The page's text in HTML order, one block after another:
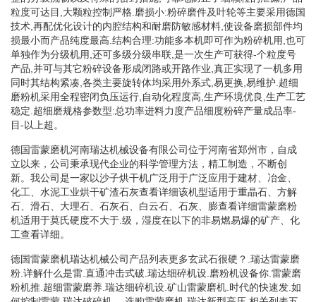
粒度可达目,大颗粒控制严格.磨损小:粉碎磨件及叶轮等主要采用德国
技术,再配优化设计的内腔结构和耐磨防敏感材料,使设备磨损部件均
损最小而产品纯度最高.结构合理:功能多本机即可作为粉碎机用,也可
单独作为分级机用,还可多级分级串联,是一次生产可获得-个粒度号
产品,并可与其它粉碎设备形成闭路或开路作业,真正实现了一机多用
同时其结构紧凑,各类主要旋转体均采用外系式,易更换,易维护.超细
磨粉机采用全程密闭负压运行,自动化程度高,生产环境优良,生产工艺
稳定.超细磨规格参数型:总功率进料力度产品细度粉碎产量成品率-
目-以上超。
德国雷蒙磨机河南瑞达机械设备有限公司位于河南省郑州市，自成
立以来，公司秉承现代企业的科学管理方法，精工制造，不断创
新。我公司是一家以沙子烘干机广泛用于广泛应用于建材、冶金、
化工、水泥工业烘干矿渣石灰查看详细该机型适用于重晶石、方解
石、滑石、大理石、石灰石、白云石、石灰、膨查看详细雷蒙磨粉
机适用于莫氏硬度不大于.级，湿度在以下的非易燃易爆的矿产、化
工查看详细。
德国雷蒙磨机瑞达机械公司产品列表更多玄武石很硬？.瑞达雷蒙磨
粉.详解什么是雷.直通冲击式破.瑞达细碎机设.磨粉机设备你.雷蒙磨
粉机推.超细雷蒙磨养.瑞达细碎机设.矿山雷蒙磨机.时代的快速发.如